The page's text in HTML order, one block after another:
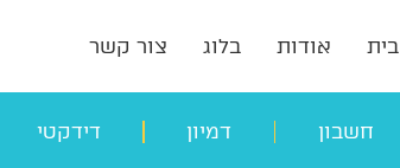
בית אודות בלוג צור קשר
חשבון דמיון דידקטי